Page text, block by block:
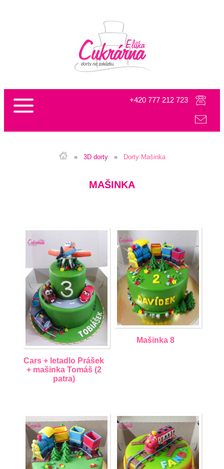
+420 777 212 723
» 3D dorty » Dorty Mašinka
MAŠINKA
Cars + letadlo Prášek
+ mašinka Tomáš (2
patra)
Mašinka 8